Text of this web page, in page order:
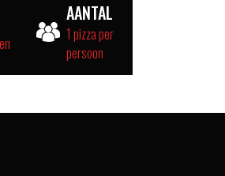
AANTAL
1 pizza per
persoon